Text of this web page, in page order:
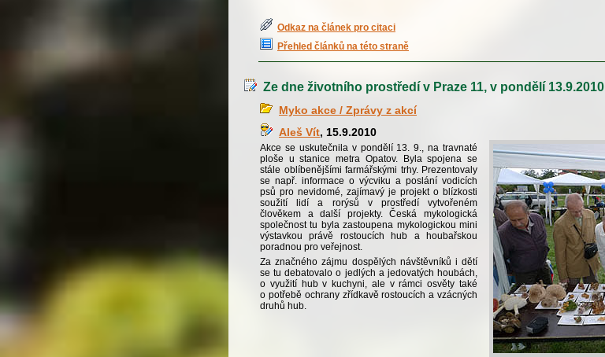
Odkaz na článek pro citaci
Přehled článků na této straně
Ze dne životního prostředí v Praze 11, v pondělí 13.9.2010
Myko akce / Zprávy z akcí
Aleš Vít, 15.9.2010
Akce se uskutečnila v pondělí 13. 9., na travnaté
ploše u stanice metra Opatov. Byla spojena se
stále oblíbenějšími farmářskými trhy. Prezentovaly
se např. informace o výcviku a poslání vodicích
psů pro nevidomé, zajímavý je projekt o blízkosti
soužití lidí a rorýsů v prostředí vytvořeném
člověkem a další projekty. Česká mykologická
společnost tu byla zastoupena mykologickou mini
výstavkou právě rostoucích hub a houbařskou
poradnou pro veřejnost.
Za značného zájmu dospělých návštěvníků i dětí
se tu debatovalo o jedlých a jedovatých houbách,
o využití hub v kuchyni, ale v rámci osvěty také
o potřebě ochrany zřídkavě rostoucích a vzácných
druhů hub.